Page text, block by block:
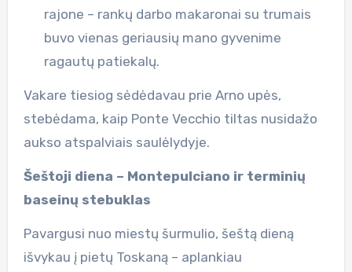
rajone – rankų darbo makaronai su trumais
buvo vienas geriausių mano gyvenime
ragautų patiekalų.
Vakare tiesiog sėdėdavau prie Arno upės,
stebėdama, kaip Ponte Vecchio tiltas nusidažo
aukso atspalviais saulėlydyje.
Šeštoji diena – Montepulciano ir terminių
baseinų stebuklas
Pavargusi nuo miestų šurmulio, šeštą dieną
išvykau į pietų Toskaną – aplankiau